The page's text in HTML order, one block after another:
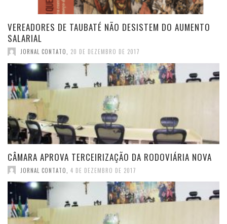
VEREADORES DE TAUBATÉ NÃO DESISTEM DO AUMENTO
SALARIAL
JORNAL CONTATO 20 DE DEZEMBRO DE 2017
CÂMARA APROVA TERCEIRIZAÇÃO DA RODOVIÁRIA NOVA
JORNAL CONTATO 4 DE DEZEMBRO DE 2017